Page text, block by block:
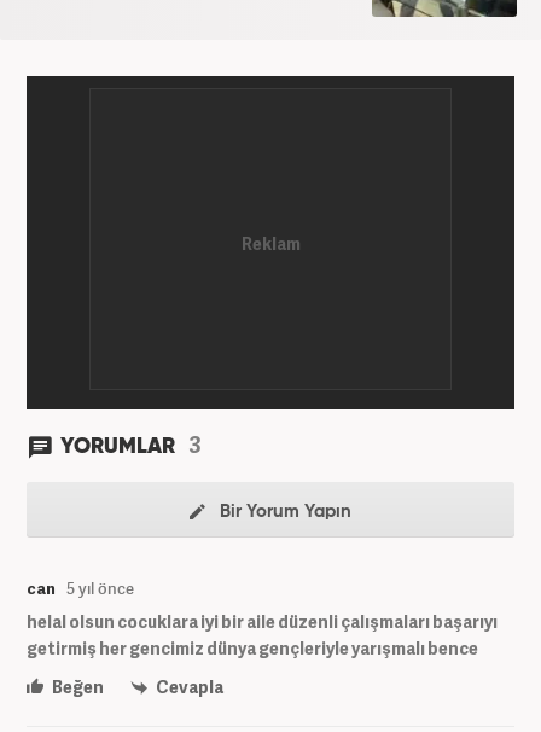
YORUMLAR 3
Bir Yorum Yapın
can 5 yıl önce
helal olsun cocuklara iyi bir aile düzenli çalışmaları başarıyı
getirmiş her gencimiz dünya gençleriyle yarışmalı bence
Beğen
Cevapla